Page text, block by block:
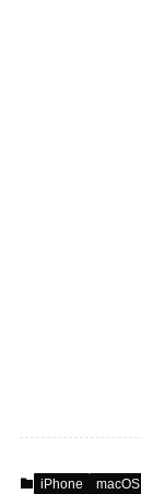
iPhone macOS